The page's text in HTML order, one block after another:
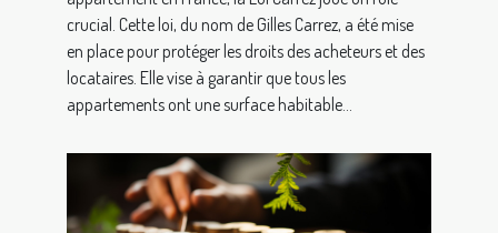
crucial. Cette loi, du nom de Gilles Carrez, a été mise
en place pour protéger les droits des acheteurs et des
locataires. Elle vise à garantir que tous les
appartements ont une surface habitable...